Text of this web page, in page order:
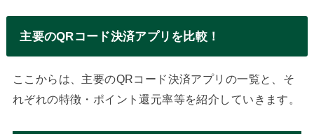
主要のQRコード決済アプリを比較！
ここからは、主要のQRコード決済アプリの一覧と、そ
れぞれの特徴・ポイント還元率等を紹介していきます。